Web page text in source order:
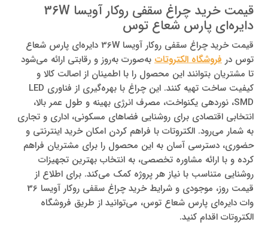
قیمت خرید چراغ سقفی روکار آویسا 36W
دایره‌ای پارس شعاع توس
قیمت خرید چراغ سقفی روکار آویسا 36W دایره‌ای پارس شعاع
توس در فروشگاه الکتروتات به‌صورت به‌روز و رقابتی ارائه می‌شود
تا مشتریان بتوانند این محصول را با اطمینان از اصالت کالا و
کیفیت ساخت تهیه کنند. این چراغ با بهره‌گیری از فناوری LED
SMD، نوردهی یکنواخت، مصرف انرژی بهینه و طول عمر بالا،
انتخابی اقتصادی برای روشنایی فضاهای مسکونی، اداری و تجاری
به شمار می‌رود. الکتروتات با فراهم کردن امکان خرید اینترنتی و
حضوری، دسترسی آسان به این محصول را برای مشتریان فراهم
کرده و با ارائه مشاوره تخصصی، به انتخاب بهترین تجهیزات
روشنایی متناسب با نیاز هر پروژه کمک می‌کند. برای اطلاع از
قیمت روز، موجودی و شرایط خرید چراغ سقفی روکار آویسا 36
وات دایره‌ای پارس شعاع توس، می‌توانید از طریق فروشگاه
الکتروتات اقدام کنید.